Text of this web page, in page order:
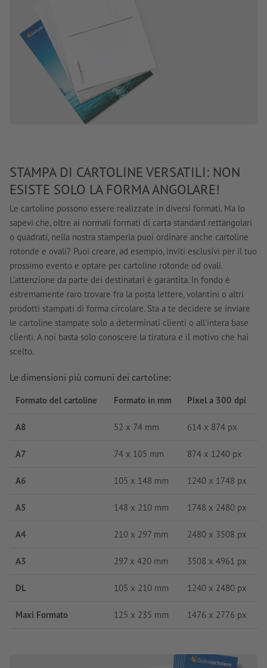
STAMPA DI CARTOLINE VERSATILI: NON
ESISTE SOLO LA FORMA ANGOLARE!
Le cartoline possono essere realizzate in diversi formati. Ma lo
sapevi che, oltre ai normali formati di carta standard rettangolari
o quadrati, nella nostra stamperia puoi ordinare anche cartoline
rotonde e ovali? Puoi creare, ad esempio, inviti esclusivi per il tuo
prossimo evento e optare per cartoline rotonde od ovali.
L'attenzione da parte dei destinatari è garantita. In fondo è
estremamente raro trovare fra la posta lettere, volantini o altri
prodotti stampati di forma circolare. Sta a te decidere se inviare
le cartoline stampate solo a determinati clienti o all'intera base
clienti. A noi basta solo conoscere la tiratura e il motivo che hai
scelto.
Le dimensioni più comuni dei cartoline:
Formato del cartoline Formato in mm Pixel a 300 dpi
A8 52 x 74 mm 614 x 874 px
A7 74 x 105 mm 874 x 1240 px
A6 105 x 148 mm 1240 x 1748 px
A5 148 x 210 mm 1748 x 2480 px
A4 210 x 297 mm 2480 x 3508 px
A3 297 x 420 mm 3508 x 4961 px
DL 105 x 210 mm 1240 x 2480 px
Maxi Formato 125 x 235 mm 1476 x 2776 px